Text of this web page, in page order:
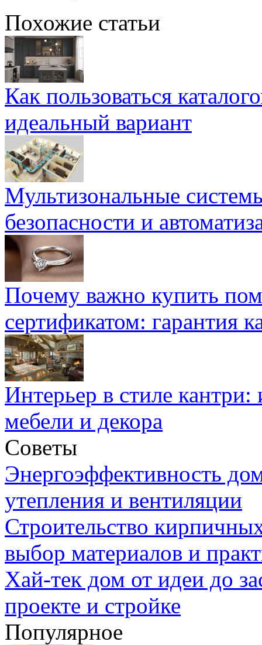
Похожие статьи
Как пользоваться
идеальный вариант
Мультизональные
безопасности и
Почему важно купить
сертификатом: гарантия
Интерьер в стиле
мебели и декора
Советы
Энергоэффективность
утепления и вентиляции
Строительство
выбор материалов и
Хай-тек дом от идеи до
проекте и стройке
Популярное